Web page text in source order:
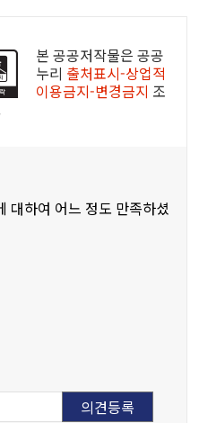
본 공공저작물은 공공
누리 출처표시-상업적
이용금지-변경금지 조
대하여 어느 정도 만족하셨